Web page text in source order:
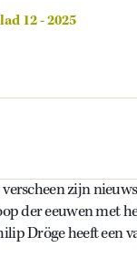
12 - 2025
zijn
der eeuwen met
Dröge heeft een